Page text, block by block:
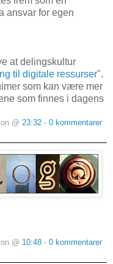
ansvar for egen
at delingskultur
til digitale ressurser".
som kan være mer
som finnes i dagens
@ 23:32 - 0 kommentarer
@ 10:48 - 0 kommentarer